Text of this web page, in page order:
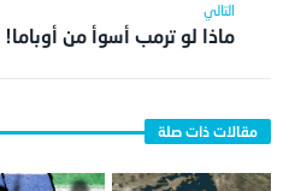
ماذا لو ترمب أسوأ من أوباما!